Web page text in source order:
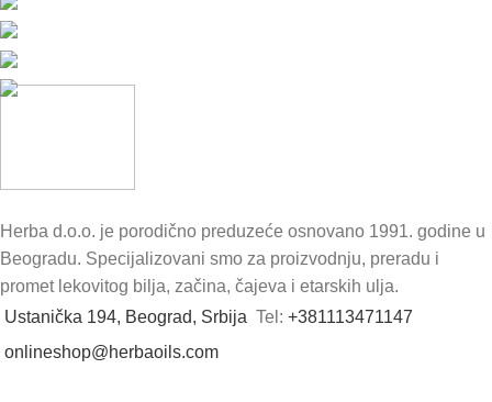
Herba d.o.o. je porodično preduzeće osnovano 1991. godine u
Beogradu. Specijalizovani smo za proizvodnju, preradu i
promet lekovitog bilja, začina, čajeva i etarskih ulja.
Ustanička 194, Beograd, Srbija Tel: +381113471147
onlineshop@herbaoils.com